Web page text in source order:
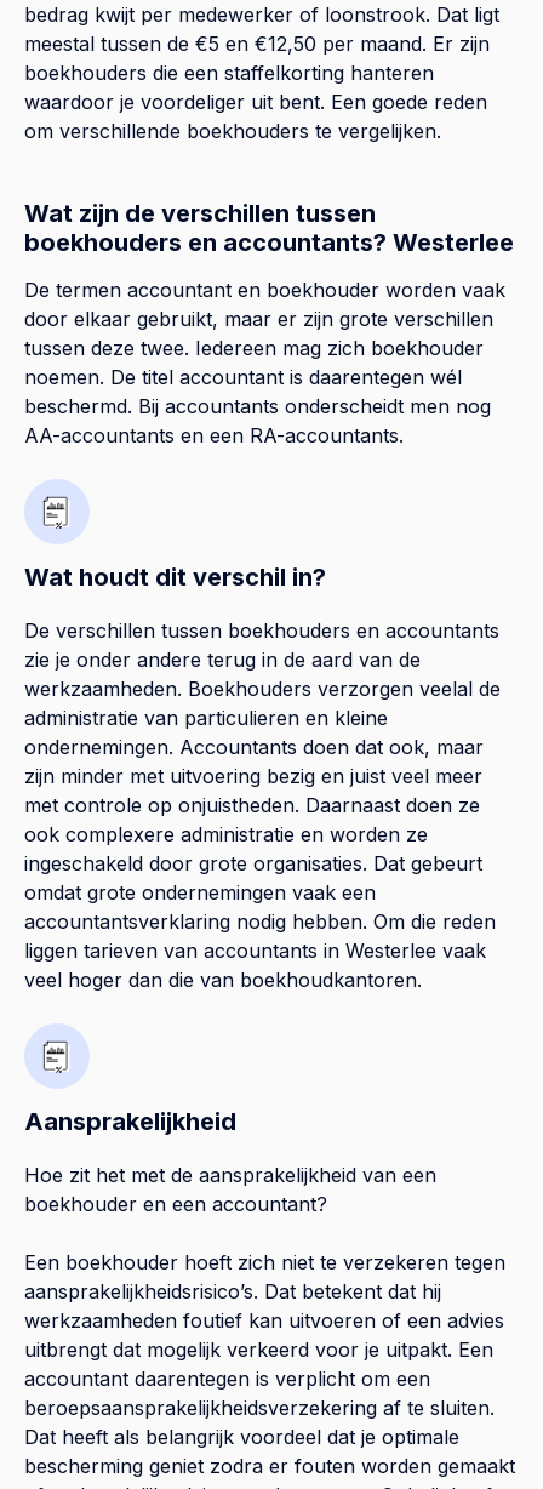
bedrag kwijt per medewerker of loonstrook. Dat ligt
meestal tussen de €5 en €12,50 per maand. Er zijn
boekhouders die een staffelkorting hanteren
waardoor je voordeliger uit bent. Een goede reden
om verschillende boekhouders te vergelijken.
Wat zijn de verschillen tussen
boekhouders en accountants? Westerlee
De termen accountant en boekhouder worden vaak
door elkaar gebruikt, maar er zijn grote verschillen
tussen deze twee. Iedereen mag zich boekhouder
noemen. De titel accountant is daarentegen wél
beschermd. Bij accountants onderscheidt men nog
AA-accountants en een RA-accountants.
Wat houdt dit verschil in?
De verschillen tussen boekhouders en accountants
zie je onder andere terug in de aard van de
werkzaamheden. Boekhouders verzorgen veelal de
administratie van particulieren en kleine
ondernemingen. Accountants doen dat ook, maar
zijn minder met uitvoering bezig en juist veel meer
met controle op onjuistheden. Daarnaast doen ze
ook complexere administratie en worden ze
ingeschakeld door grote organisaties. Dat gebeurt
omdat grote ondernemingen vaak een
accountantsverklaring nodig hebben. Om die reden
liggen tarieven van accountants in Westerlee vaak
veel hoger dan die van boekhoudkantoren.
Aansprakelijkheid
Hoe zit het met de aansprakelijkheid van een
boekhouder en een accountant?
Een boekhouder hoeft zich niet te verzekeren tegen
aansprakelijkheidsrisico’s. Dat betekent dat hij
werkzaamheden foutief kan uitvoeren of een advies
uitbrengt dat mogelijk verkeerd voor je uitpakt. Een
accountant daarentegen is verplicht om een
beroepsaansprakelijkheidsverzekering af te sluiten.
Dat heeft als belangrijk voordeel dat je optimale
bescherming geniet zodra er fouten worden gemaakt